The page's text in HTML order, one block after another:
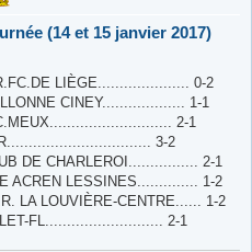
(14 et 15 janvier 2017)
LIÈGE..................... 0-2
CINEY................... 1-1
2-1
3-2
DE CHARLEROI................ 2-1
ACREN LESSINES.............. 1-2
LA LOUVIÈRE-CENTRE...... 1-2
FL........................... 2-1